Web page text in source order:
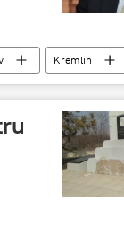
Kremlin